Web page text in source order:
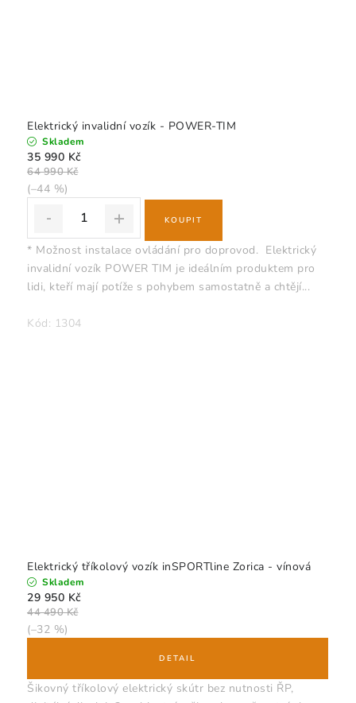
Elektrický invalidní vozík - POWER-TIM
Skladem
35 990 Kč
64 990 Kč
(–44 %)
* Možnost instalace ovládání pro doprovod. Elektrický
invalidní vozík POWER TIM je ideálním produktem pro
lidi, kteří mají potíže s pohybem samostatně a chtějí...
Kód: 1304
Elektrický tříkolový vozík inSPORTline Zorica - vínová
Skladem
29 950 Kč
44 490 Kč
(–32 %)
Šikovný tříkolový elektrický skútr bez nutnosti ŘP,